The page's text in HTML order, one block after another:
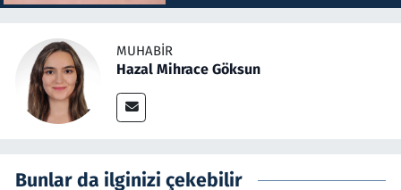
MUHABIR
Hazal Mihrace Göksun
Bunlar da ilginizi çekebilir